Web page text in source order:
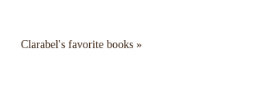
Clarabel's favorite books »